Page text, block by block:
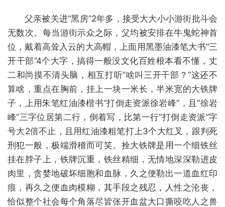
父亲被关进“黑房”2年多，接受大大小小游街批斗会
无数次。每当游街示众之际，父均被安排在牛鬼蛇神首
位，戴着高耸入云的大高帽，上面用黑墨油漆笔大书“三
开干部”4个大字，搞得一般没文化百姓根本看不懂，丈
二和尚摸不清头脑，相互打听“啥叫三开干部？”这还不
算啥，重点在胸前，挂上一块一米长，半米宽的大铁牌
子，上用朱笔红油漆楷书“打倒走资派徐岩峰”，且“徐岩
峰”三字位居第二行，倒着写，比第一行“打倒走资派”字
号大2倍不止，且用红油漆粗笔打上3个大红叉，跟判死
刑犯一般，极端滑稽而可笑。拴大铁牌是用一个细铁丝
挂在脖子上，铁牌沉重，铁丝精细，无情地深深勒进皮
肉里，贪婪地破坏细胞和血脉，久之便勒出一道血红印
痕，再久之便血肉模糊，其手段之残忍，人性之沦丧，
恰似整个社会每个角落尽皆张开血盆大口撕咬吃人之兽